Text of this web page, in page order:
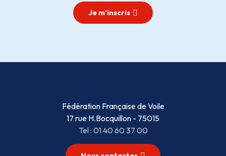
Je m'inscris
Fédération Française de Voile
17 rue H.Bocquillon - 75015
Tel : 01 40 60 37 00